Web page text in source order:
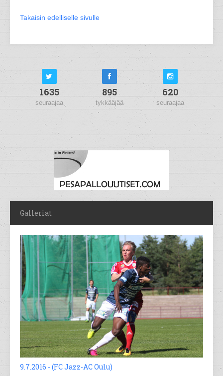
Takaisin edelliselle sivulle
1635
seuraajaa
895
tykkääjää
620
seuraajaa
Galleriat
9.7.2016 - (FC Jazz-AC Oulu)